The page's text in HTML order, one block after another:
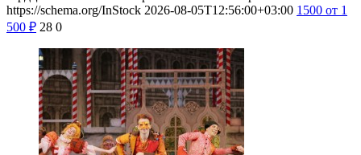
https://schema.org/InStock 2026-08-05T12:56:00+03:00 1500 от 1
500 ₽ 28 0